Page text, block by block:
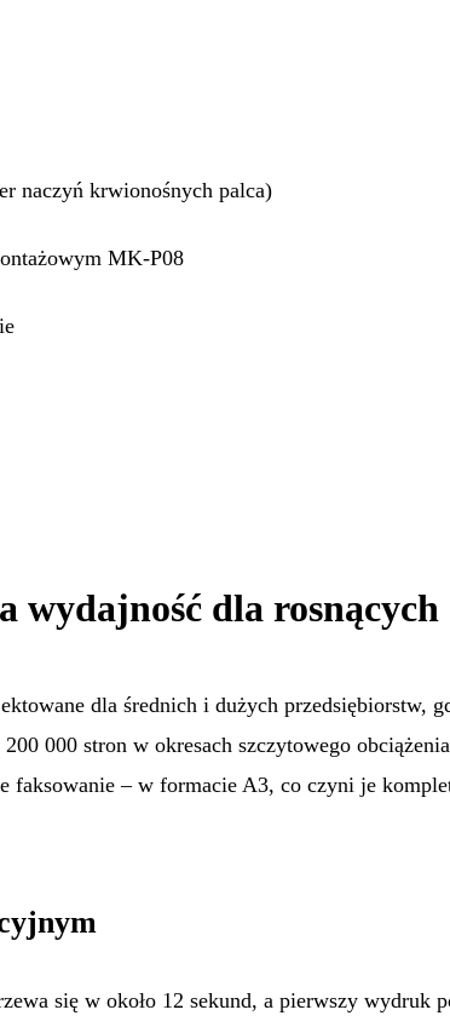
naczyń krwionośnych palca)
MK-P08
wydajność dla
dla średnich i dużych przedsiębiorstw,
000 stron w okresach szczytowego
faksowanie – w formacie A3, co czyni je
się w około 12 sekund, a pierwszy